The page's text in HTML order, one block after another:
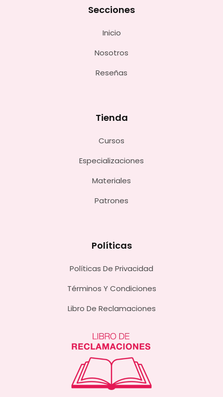
Secciones
Inicio
Nosotros
Reseñas
Tienda
Cursos
Especializaciones
Materiales
Patrones
Políticas
Políticas De Privacidad
Términos Y Condiciones
Libro De Reclamaciones